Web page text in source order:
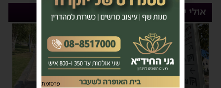
אולי יעניין אותך
פרסומת